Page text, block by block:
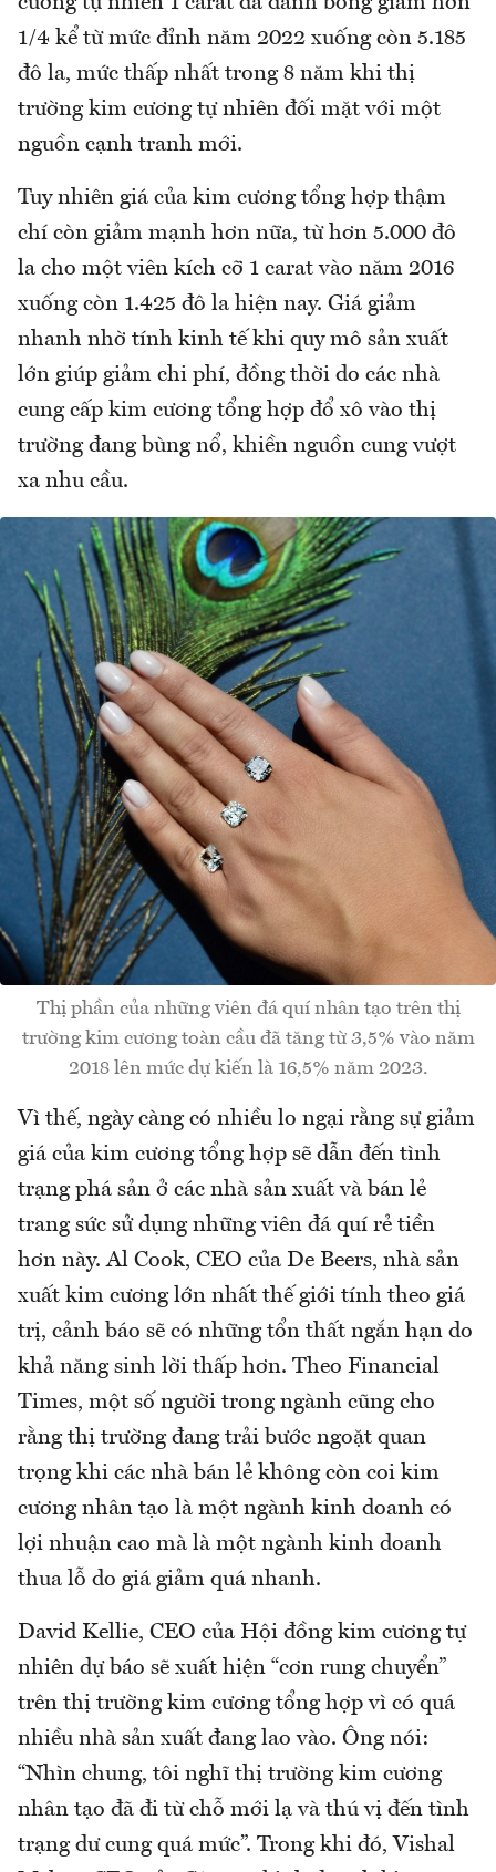
1/4 kể từ mức đỉnh năm 2022 xuống còn 5.185
đô la, mức thấp nhất trong 8 năm khi thị
trường kim cương tự nhiên đối mặt với một
nguồn cạnh tranh mới.
Tuy nhiên giá của kim cương tổng hợp thậm
chí còn giảm mạnh hơn nữa, từ hơn 5.000 đô
la cho một viên kích cỡ 1 carat vào năm 2016
xuống còn 1.425 đô la hiện nay. Giá giảm
nhanh nhờ tính kinh tế khi quy mô sản xuất
lớn giúp giảm chi phí, đồng thời do các nhà
cung cấp kim cương tổng hợp đổ xô vào thị
trường đang bùng nổ, khiền nguồn cung vượt
xa nhu cầu.
Thị phần của những viên đá quí nhân tạo trên thị
trường kim cương toàn cầu đã tăng từ 3,5% vào năm
2018 lên mức dự kiến là 16,5% năm 2023.
Vì thế, ngày càng có nhiều lo ngại rằng sự giảm
giá của kim cương tổng hợp sẽ dẫn đến tình
trạng phá sản ở các nhà sản xuất và bán lẻ
trang sức sử dụng những viên đá quí rẻ tiền
hơn này. Al Cook, CEO của De Beers, nhà sản
xuất kim cương lớn nhất thế giới tính theo giá
trị, cảnh báo sẽ có những tổn thất ngắn hạn do
khả năng sinh lời thấp hơn. Theo Financial
Times, một số người trong ngành cũng cho
rằng thị trường đang trải bước ngoặt quan
trọng khi các nhà bán lẻ không còn coi kim
cương nhân tạo là một ngành kinh doanh có
lợi nhuận cao mà là một ngành kinh doanh
thua lỗ do giá giảm quá nhanh.
David Kellie, CEO của Hội đồng kim cương tự
nhiên dự báo sẽ xuất hiện “cơn rung chuyển”
trên thị trường kim cương tổng hợp vì có quá
nhiều nhà sản xuất đang lao vào. Ông nói:
“Nhìn chung, tôi nghĩ thị trường kim cương
nhân tạo đã đi từ chỗ mới lạ và thú vị đến tình
trạng dư cung quá mức”. Trong khi đó, Vishal